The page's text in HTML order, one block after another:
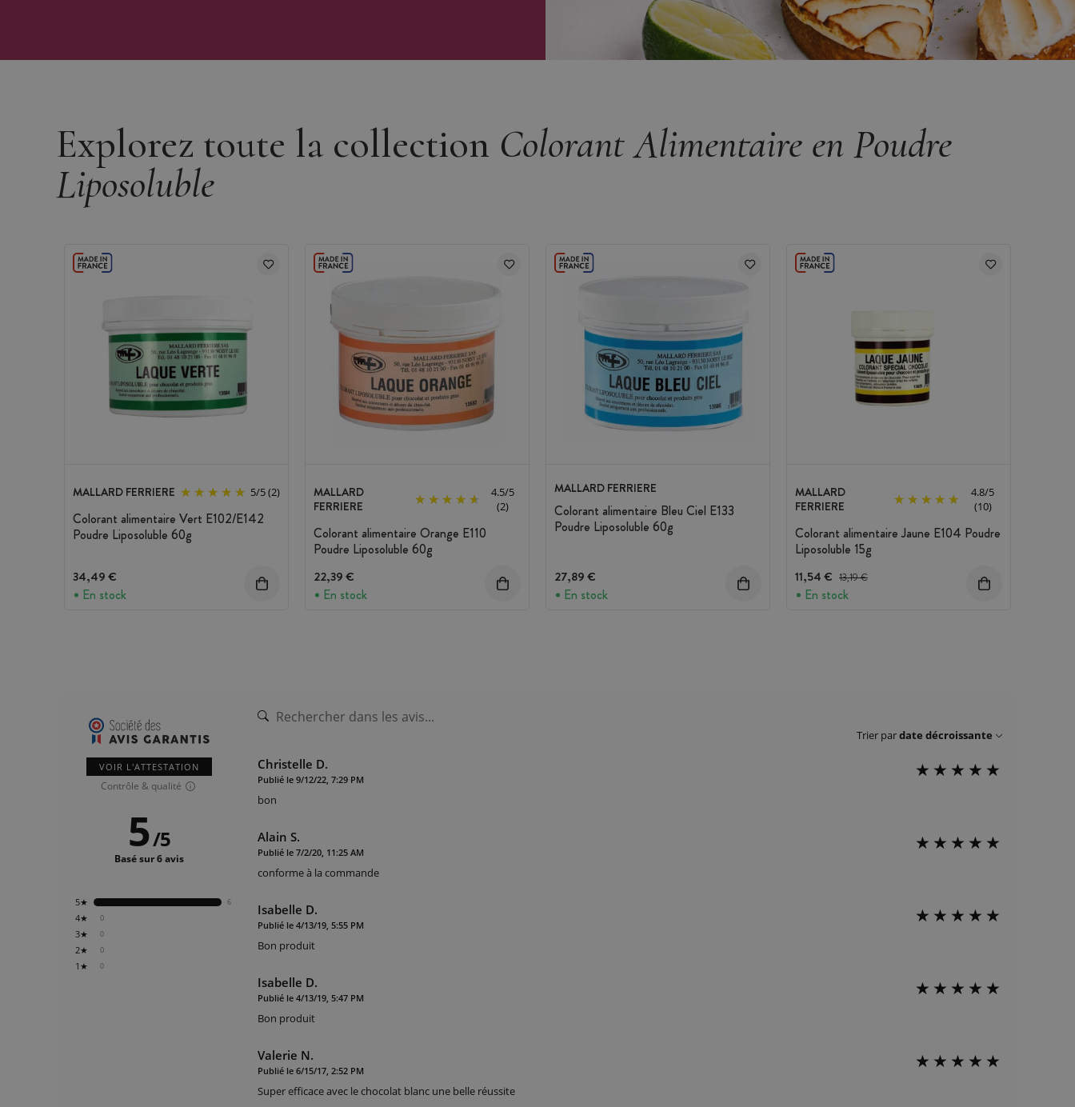
Explorez toute la collection Colorant Alimentaire en Poudre
Liposoluble
MALLARD FERRIERE 5/5(2)
Colorant alimentaire Vert E102/E142
Poudre Liposoluble 60g
34,49 €
En stock
MALLARD
FERRIERE
4.5/5
(2)
Colorant alimentaire Orange E110
Poudre Liposoluble 60g
22,39 €
En stock
MALLARD FERRIERE
Colorant alimentaire Bleu Ciel E133
Poudre Liposoluble 60g
27,89 €
En stock
MALLARD
FERRIERE
4.8/5
(10)
Colorant alimentaire Jaune E104 Poudre
Liposoluble 15g
11,54 € Prix avant réduction :
13,19 €
En stock
VOIR L'ATTESTATION
Contrôle & qualité
0
1★
0
2★
0
3★
0
4★
6
5★
5/5
Basé sur 6 avis
Trier pardate décroissante
Christelle D.
Publié le 9/12/22, 7:29 PM
bon
Alain S.
Publié le 7/2/20, 11:25 AM
conforme à la commande
Isabelle D.
Publié le 4/13/19, 5:55 PM
Bon produit
Isabelle D.
Publié le 4/13/19, 5:47 PM
Bon produit
Valerie N.
Publié le 6/15/17, 2:52 PM
Super efficace avec le chocolat blanc une belle réussite